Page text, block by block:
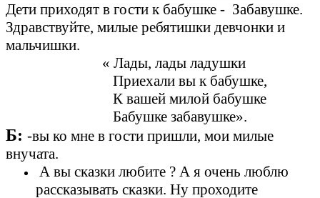
Дети приходят в гости к бабушке - Забавушке.
Здравствуйте, милые ребятишки девчонки и
мальчишки.
« Лады, лады ладушки
Приехали вы к бабушке,
К вашей милой бабушке
Бабушке забавушке».
Б: -вы ко мне в гости пришли, мои милые
внучата.
А вы сказки любите ? А я очень люблю
рассказывать сказки. Ну проходите